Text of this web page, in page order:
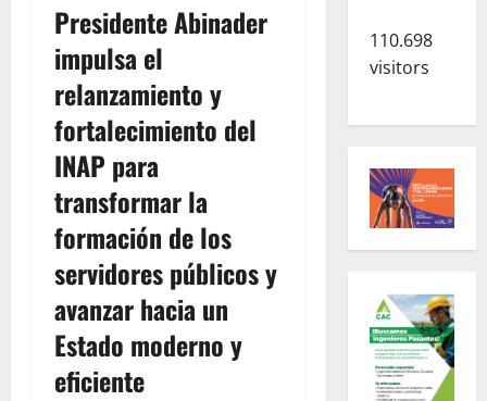
Presidente Abinader
impulsa el
relanzamiento y
fortalecimiento del
INAP para
transformar la
formación de los
servidores públicos y
avanzar hacia un
Estado moderno y
eficiente
110.698
visitors